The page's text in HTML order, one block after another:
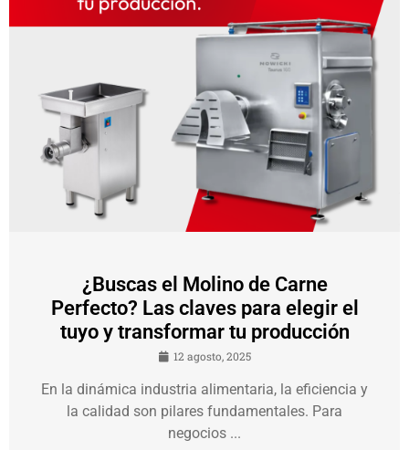
¿Buscas el Molino de Carne
Perfecto? Las claves para elegir el
tuyo y transformar tu producción
12 agosto, 2025
En la dinámica industria alimentaria, la eficiencia y
la calidad son pilares fundamentales. Para
negocios ...